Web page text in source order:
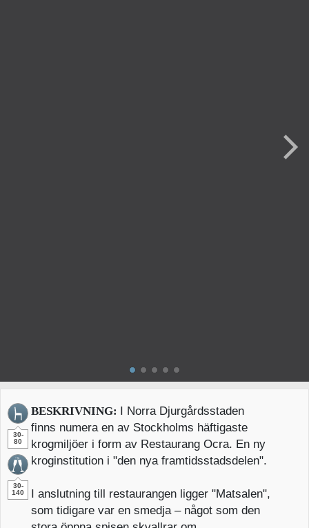
30-
80
30-
140
BESKRIVNING: I Norra Djurgårdsstaden
finns numera en av Stockholms häftigaste
krogmiljöer i form av Restaurang Ocra. En ny
kroginstitution i "den nya framtidsstadsdelen".
I anslutning till restaurangen ligger "Matsalen",
som tidigare var en smedja – något som den